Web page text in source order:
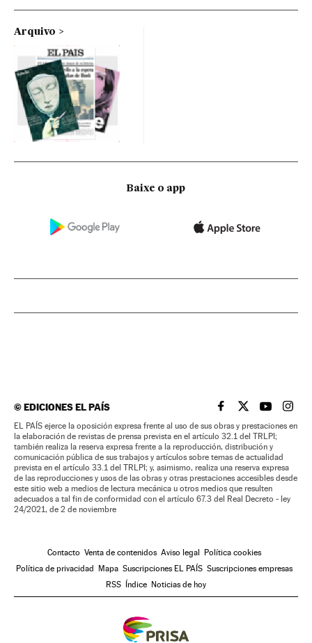
Arquivo
Baixe o app
©EDICIONES EL PAÍS EL PAÍS BRASIL EN
EL PAÍSEL PAÍS
EL
EL PAÍS ejerce la oposición expresa frente al uso de sus obras y prestaciones en
la elaboración de revistas de prensa prevista en el artículo 32.1 del TRLPI;
también realiza la reserva expresa frente a la reproducción, distribución y
comunicación pública de sus trabajos y artículos sobre temas de actualidad
prevista en el artículo 33.1 del TRLPI; y, asimismo, realiza una reserva expresa
de las reproducciones y usos de las obras y otras prestaciones accesibles desde
este sitio web a medios de lectura mecánica u otros medios que resulten
adecuados a tal fin de conformidad con el artículo 67.3 del Real Decreto - ley
24/2021, de 2 de noviembre
Contacto Venta de contenidos Aviso legal Política cookies
Política de privacidad Mapa Suscripciones EL PAÍS Suscripciones empresas
RSS Índice Noticias de hoy